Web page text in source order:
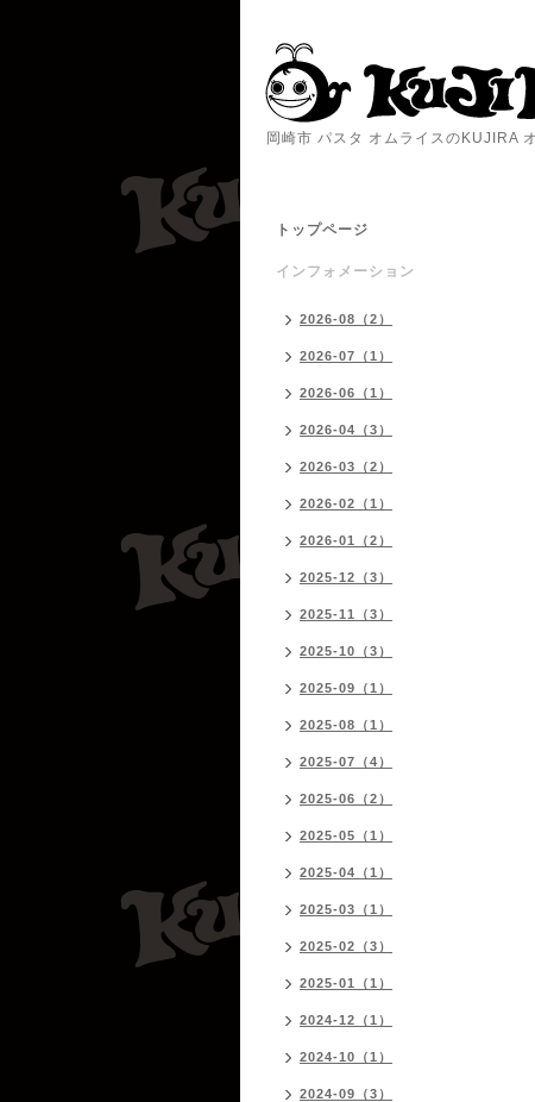
岡崎市 パスタ オムライスのKUJIRA
トップページ
インフォメーション
2026-08（2）
2026-07（1）
2026-06（1）
2026-04（3）
2026-03（2）
2026-02（1）
2026-01（2）
2025-12（3）
2025-11（3）
2025-10（3）
2025-09（1）
2025-08（1）
2025-07（4）
2025-06（2）
2025-05（1）
2025-04（1）
2025-03（1）
2025-02（3）
2025-01（1）
2024-12（1）
2024-10（1）
2024-09（3）